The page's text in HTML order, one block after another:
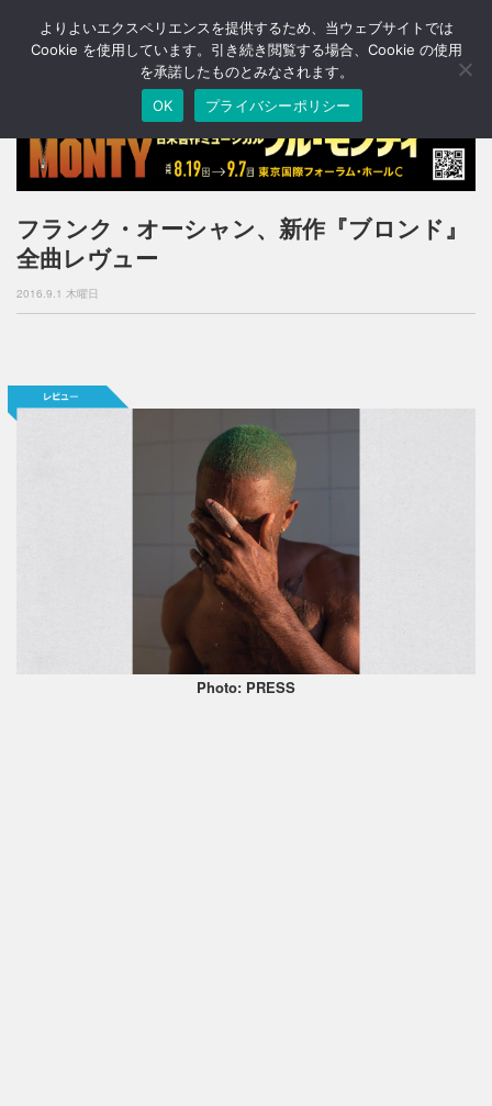
T
o
n
a
v
g
o
フランク・オーシャン、新作『ブロンド』
全曲レヴュー
2016.9.1 木曜日
Photo: PRESS
よりよいエクスペリエンスを提供するため、当ウェブサイトでは
Cookie を使用しています。引き続き閲覧する場合、Cookie の使用
を承諾したものとみなされます。
OK
プライバシーポリシー